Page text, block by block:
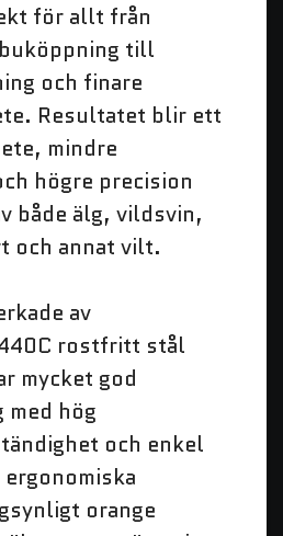
för allt från
till
och finare
Resultatet blir ett
mindre
högre precision
både älg, vildsvin,
och annat vilt.
av
rostfritt stål
mycket god
hög
och enkel
orange